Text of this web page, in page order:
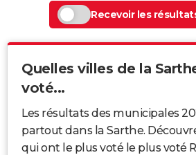
Recevoir les
Quelles villes de la
voté...
Les résultats des municipales
partout dans la Sarthe.
qui ont le plus voté le plus voté